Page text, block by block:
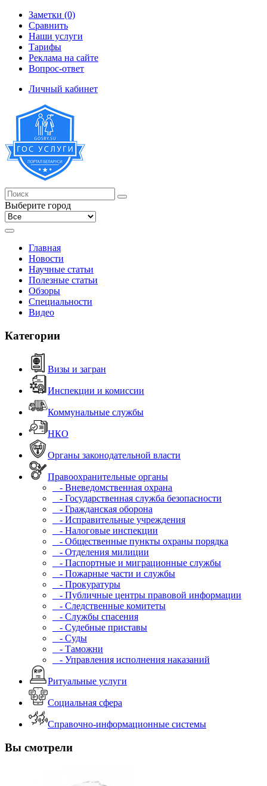
Заметки (0)
Сравнить
Наши услуги
Тарифы
Реклама на сайте
Вопрос-ответ
Личный кабинет
Выберите город
Главная
Новости
Научные статьи
Полезные статьи
Обзоры
Специальности
Видео
Категории
Визы и загран
Инспекции и комиссии
Коммунальные службы
НКО
Органы законодательной власти
Правоохранительные органы
- Вневедомственная охрана
- Государственная служба безопасности
- Гражданская оборона
- Исправительные учреждения
- Налоговые инспекции
- Общественные пункты охраны порядка
- Отделения милиции
- Паспортные и миграционные службы
- Пожарные части и службы
- Прокуратуры
- Публичные центры правовой информации
- Следственные комитеты
- Службы спасения
- Судебные приставы
- Суды
- Таможни
- Управления исполнения наказаний
Ритуальные услуги
Социальная сфера
Справочно-информационные системы
Вы смотрели